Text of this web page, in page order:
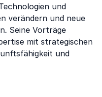
und
verändern und neue
Seine Vorträge
mit strategischen
und